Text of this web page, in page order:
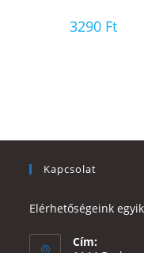
3290 Ft
Kapcsolat
Elérhetőségeink
Cím: